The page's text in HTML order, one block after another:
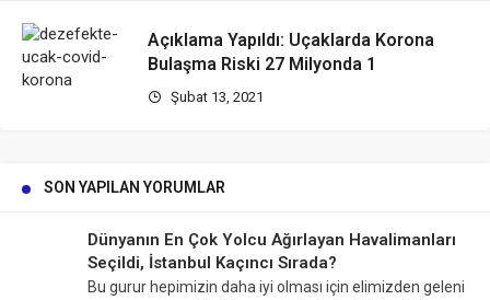
Açıklama Yapıldı: Uçaklarda Korona
Bulaşma Riski 27 Milyonda 1
Şubat 13, 2021
SON YAPILAN YORUMLAR
Dünyanın En Çok Yolcu Ağırlayan Havalimanları
Seçildi, İstanbul Kaçıncı Sırada?
Bu gurur hepimizin daha iyi olması için elimizden geleni